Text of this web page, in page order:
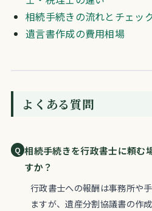
相続手続きの流れとチェッ
遺言書作成の費用相場
よくある質問
相続手続きを行政書士に頼む
すか？
行政書士への報酬は事務所や
ますが、遺産分割協議書の作